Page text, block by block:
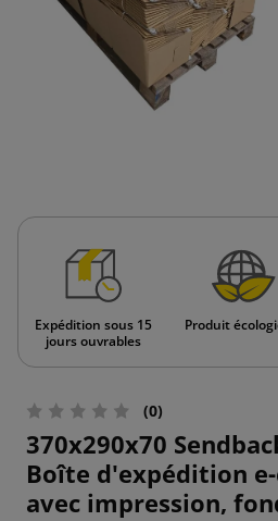
Expédition sous 15
jours ouvrables
Produit
(0)
370x290x70
Boîte d'expédition
avec impression,